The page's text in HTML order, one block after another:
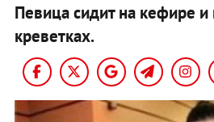
Певица сидит на кефире
креветках.